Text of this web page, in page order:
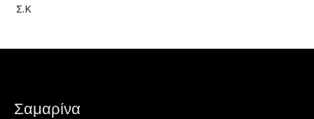
Σ.Κ
Σαμαρίνα